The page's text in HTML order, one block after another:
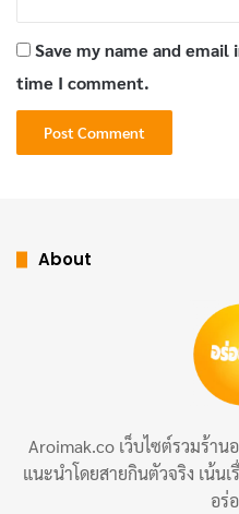
พริกไทยดำป่น 1 ช้อนช
ซีอิ๊วขาว 1.5 ช้อนโต๊ะ
ซอสหอยนางรม 1 ช้อนโ
น้ำมันงา 1 ช้อนชา
น้ำมะนาว 1 ช้อนชา
เตรียมน้ำหมัก: ผสมก
ไทยดำ ซีอิ๊วขาว ซอสห
หมักอกไก่: นำอกไก่ที่ผ่
นวดเบาๆ ให้ซอสซึมเข้
Save my name and
time I comment.
About
Aroimak.co เว็บไซต์รวมร้า
แนะนำโดยสายกินตัวจริง เน้น
อร่